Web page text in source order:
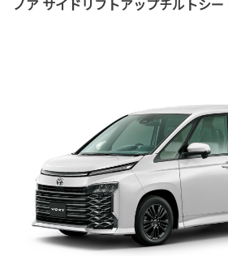
ノア サイドリフトアップチルトシ